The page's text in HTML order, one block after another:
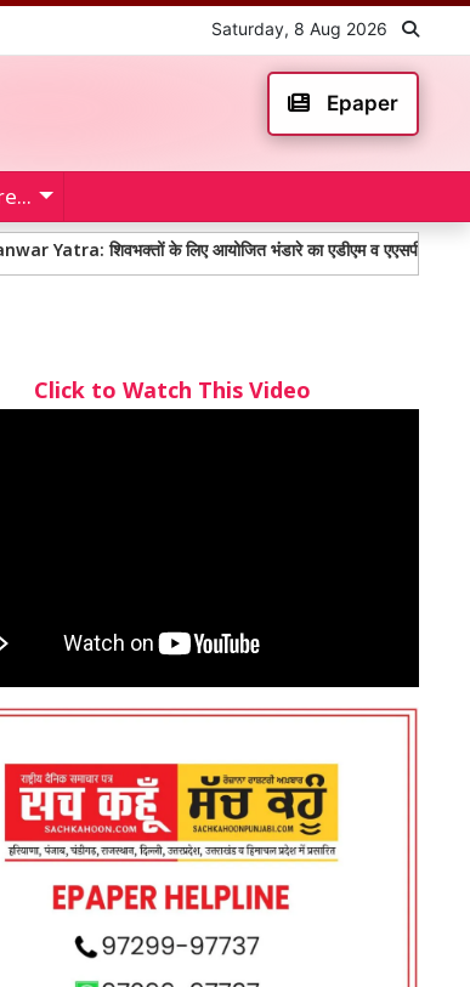
Saturday, 8 Aug 2026
Epaper
शिवभक्तों के लिए आयोजित भंडारे का एडीएम व एएसपी ने किया शुभारंभ
Click to Watch This Video